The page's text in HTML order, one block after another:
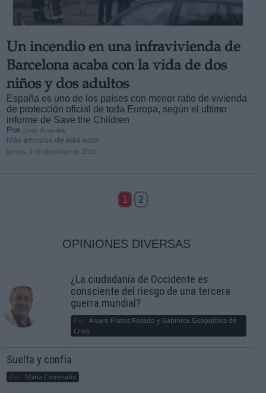
Un incendio en una infravivienda de
Barcelona acaba con la vida de dos
niños y dos adultos
España es uno de los países con menor ratio de vivienda
de protección oficial de toda Europa, según el ultimo
informe de Save the Children
Por Juan Almansa
Más artículos de este autor
jueves, 2 de diciembre de 2021
1 2
OPINIONES DIVERSAS
¿La ciudadanía de Occidente es
consciente del riesgo de una tercera
guerra mundial?
Por Álvaro Frutos Rosado y Gabinete Geopolítica de
Crisis
Suelta y confía
Por María Comesaña